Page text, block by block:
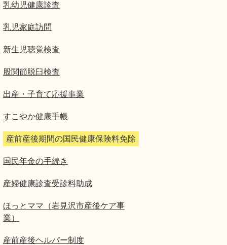
乳幼児健康診査
乳児家庭訪問
新生児聴覚検査
股関節脱臼検査
出産・子育て応援事業
すこやか健康手帳
産前産後期間の国民健康保険料免除
国民年金の手続き
産婦健康診査受診料助成
ほっとママ（岩見沢市産後ケア事
業）
産前産後ヘルパー制度